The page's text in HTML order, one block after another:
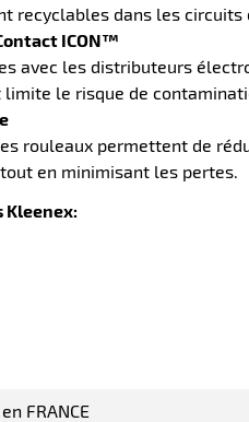
recyclables dans les
ICON™
avec les distributeurs
le risque de
rouleaux permettent de
en minimisant les pertes.
Kleenex:
en FRANCE